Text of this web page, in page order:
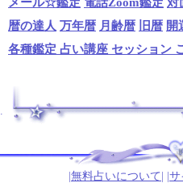
暦の達人 万年暦 月齢暦 旧暦 開
各種鑑定 占い講座 セッション
無料占いについて サ